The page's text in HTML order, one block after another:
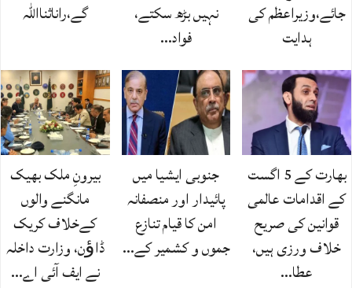
جائے،وزیراعظم کی
ہدایت
نہیں بڑھ سکتے،
فواد…
گے،راناثنااللہ
بھارت کے 5 اگست
کے اقدامات عالمی
قوانین کی صریح
خلاف ورزی ہیں،
عطا…
جنوبی ایشیا میں
پائیدار اور منصفانہ
امن کا قیام تنازع
جموں و کشمیر کے…
بیرونِ ملک بھیک
مانگنے والوں
کےخلاف کریک
ڈاﺅن، وزارت داخلہ
نے ایف آئی اے…